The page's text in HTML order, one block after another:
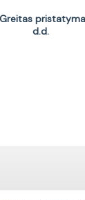
Greitas
d.d.